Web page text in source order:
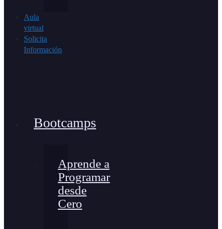
Aula
virtual
Solicita
Información
Bootcamps
Aprende a
Programar
desde
Cero